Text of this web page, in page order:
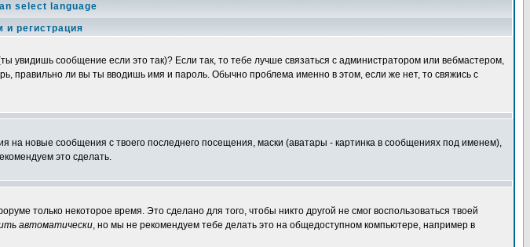
select language
регистрация
сообщение если это так)? Если так, то тебе лучше связаться с администратором или вебмастером,
правильно ли вы ты вводишь имя и пароль. Обычно проблема именно в этом, если же нет, то свяжись с
новые сообщения с твоего последнего посещения, маски (аватары - картинка в сообщениях под именем),
это сделать.
только некоторое время. Это сделано для того, чтобы никто другой не смог воспользоваться твоей
автоматически, но мы не рекомендуем тебе делать это на общедоступном компьютере, например в